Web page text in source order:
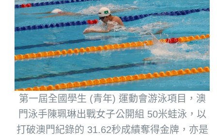
第一屆全國學生 (青年) 運動會游泳項目，澳
門泳手陳珮琳出戰女子公開組 50米蛙泳，以
打破澳門紀錄的 31.62秒成績奪得金牌，亦是